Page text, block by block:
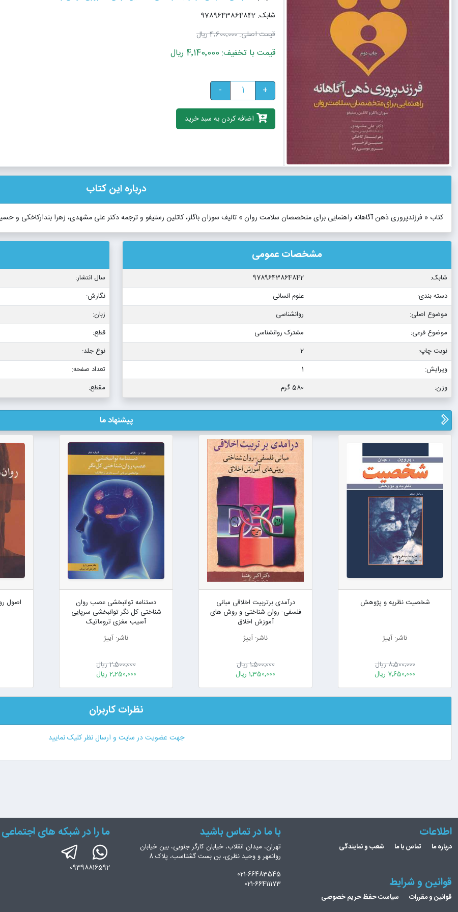
شابک: 9789643864842
قیمت اصلی:4٬600٬000 ریال
قیمت با تخفیف: 4٬140٬000 ریال
+
-
اضافه کردن به سبد خرید
درباره این کتاب
کتاب « فرزندپروری ذهن آگاهانه راهنمایی برای متخصصان سلامت روان » تالیف سوزان باگلز، کاتلین رستیفو و ترجمه دکتر علی مشهدی، زهرا
مشخصات عمومی
شابک:
9789643864842
دسته بندی:
علوم انسانی
موضوع اصلی:
روانشناسی
موضوع فرعی:
مشترک روانشناسی
نوبت چاپ:
2
ویرایش:
1
وزن:
580 گرم
سال انتشار:
نگارش:
زبان:
قطع:
نوع جلد:
تعداد صفحه:
مقطع:
پیشنهاد ما
شخصیت نظریه و پژوهش
ناشر: آییژ
8٬500٬000 ریال
7٬650٬000 ریال
درآمدی برتربیت اخلاقی مبانی
فلسفی- روان شناختی و روش های
آموزش اخلاق
ناشر: آییژ
1٬500٬000 ریال
1٬350٬000 ریال
دستنامه توانبخشی عصب روان
شناختی کل نگر توانبخشی سرپایی
آسیب مغزی تروماتیک
ناشر: آییژ
2٬500٬000 ریال
2٬250٬000 ریال
اصول
نظرات کاربران
جهت عضویت در سایت و ارسال نظر کلیک نمایید
اطلاعات
درباره ما تماس با ما شعب و نمایندگی
قوانین و شرایط
قوانین و مقررات سیاست حفظ حریم خصوصی
با ما در تماس باشید
تهران، میدان انقلاب، خیابان کارگر جنوبی، بین خیابان
روانمهر و وحید نظری، بن بست گشتاسب، پلاک 8
021-66483545
021-66411173
ما را در شبکه های
09398816592